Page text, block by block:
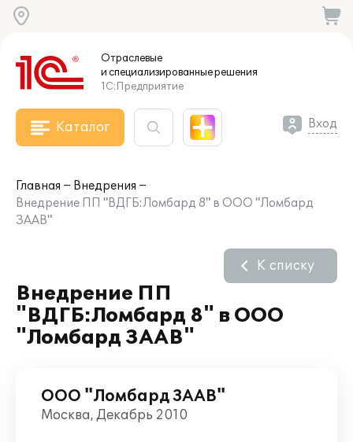
Отраслевые
и специализированныерешения
1С:Предприятие
Каталог Вход
Главная
Внедрения
Внедрение ПП "ВДГБ:Ломбард 8" в ООО "Ломбард
ЗААВ"
Внедрение ПП
"ВДГБ:Ломбард 8" в ООО
"Ломбард ЗААВ"
К списку
ООО "Ломбард ЗААВ"
Москва, Декабрь 2010